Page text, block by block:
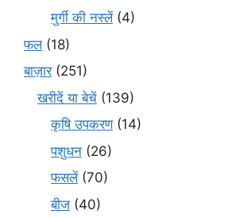
मुर्गी की नस्लें(4)
फल(18)
बाज़ार(251)
खरीदें या बेचें (139)
कृषि उपकरण(14)
पशुधन (26)
फसलें(70)
बीज (40)